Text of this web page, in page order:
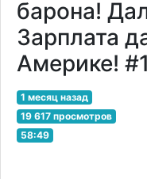
барона!
Зарплата
Америке!
1 месяц назад
19 617 просмотров
58:49